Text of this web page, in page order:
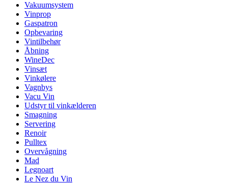
Dimensioner (BxHxD cm)
Vægt (kg)
Bredde (cm)
Vakuumsystem
Vinprop
Gaspatron
Opbevaring
Vintilbehør
Åbning
WineDec
Vinsæt
Vinkølere
Vagnbys
Vacu Vin
Udstyr til vinkælderen
Smagning
Servering
Renoir
Pulltex
Overvågning
Mad
Legnoart
Le Nez du Vin